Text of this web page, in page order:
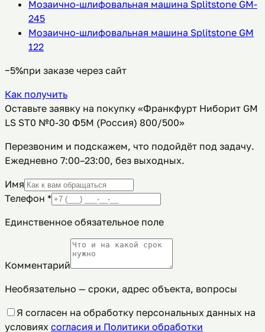
Мозаично-шлифовальная машина Splitstone GM-
245
Мозаично-шлифовальная машина Splitstone GM
122
−5%при заказе через сайт
Как получить
Оставьте заявку на покупку «Франкфурт Ниборит GM
LS ST0 №0-30 Ф5М (Россия) 800/500»
Перезвоним и подскажем, что подойдёт под задачу.
Ежедневно 7:00–23:00, без выходных.
Имя
Телефон *
Единственное обязательное поле
Комментарий
Необязательно — сроки, адрес объекта, вопросы
Я согласен на обработку персональных данных на
условиях согласия и Политики обработки